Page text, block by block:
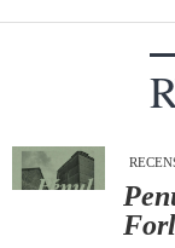
Interviste &
Chi siamo